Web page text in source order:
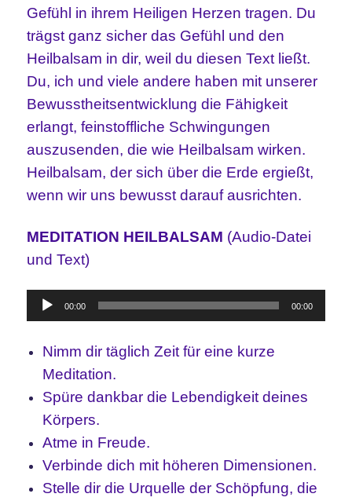
Gefühl in ihrem Heiligen Herzen tragen. Du
trägst ganz sicher das Gefühl und den
Heilbalsam in dir, weil du diesen Text ließt.
Du, ich und viele andere haben mit unserer
Bewusstheitsentwicklung die Fähigkeit
erlangt, feinstoffliche Schwingungen
auszusenden, die wie Heilbalsam wirken.
Heilbalsam, der sich über die Erde ergießt,
wenn wir uns bewusst darauf ausrichten.
MEDITATION HEILBALSAM (Audio-Datei
und Text)
Audio-
00:00 00:00
Nimm dir täglich Zeit für eine kurze
Meditation.
Spüre dankbar die Lebendigkeit deines
Körpers.
Atme in Freude.
Verbinde dich mit höheren Dimensionen.
Stelle dir die Urquelle der Schöpfung, die